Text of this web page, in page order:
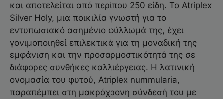
και αποτελείται από περίπου 250 είδη. Το Atriplex
Silver Holy, μια ποικιλία γνωστή για το
εντυπωσιακό ασημένιο φύλλωμά της, έχει
γονιμοποιηθεί επιλεκτικά για τη μοναδική της
εμφάνιση και την προσαρμοστικότητά της σε
διάφορες συνθήκες καλλιέργειας. Η λατινική
ονομασία του φυτού, Atriplex nummularia,
παραπέμπει στη μακρόχρονη σύνδεσή του με